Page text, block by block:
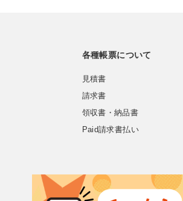
各種帳票について
見積書
請求書
領収書・納品書
Paid請求書払い